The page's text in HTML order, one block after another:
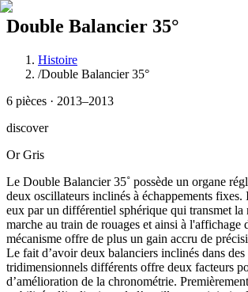
Double Balancier 35°
Histoire
/Double Balancier 35°
6 pièces · 2013–2013
discover
Or Gris
Le Double Balancier 35˚ possède un organe
deux oscillateurs inclinés à échappements fixes.
eux par un différentiel sphérique qui transmet la
marche au train de rouages et ainsi à l'affichage
mécanisme offre de plus un gain accru de
Le fait d’avoir deux balanciers inclinés dans des
tridimensionnels différents offre deux facteurs
d’amélioration de la chronométrie.